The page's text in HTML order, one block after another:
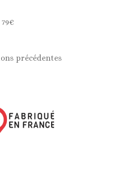
précédentes